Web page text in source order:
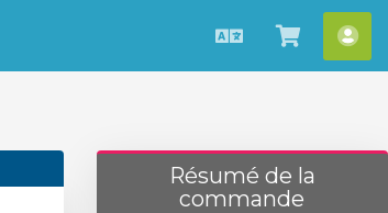
FrançaisAfficher
le
Résumé de la
commande